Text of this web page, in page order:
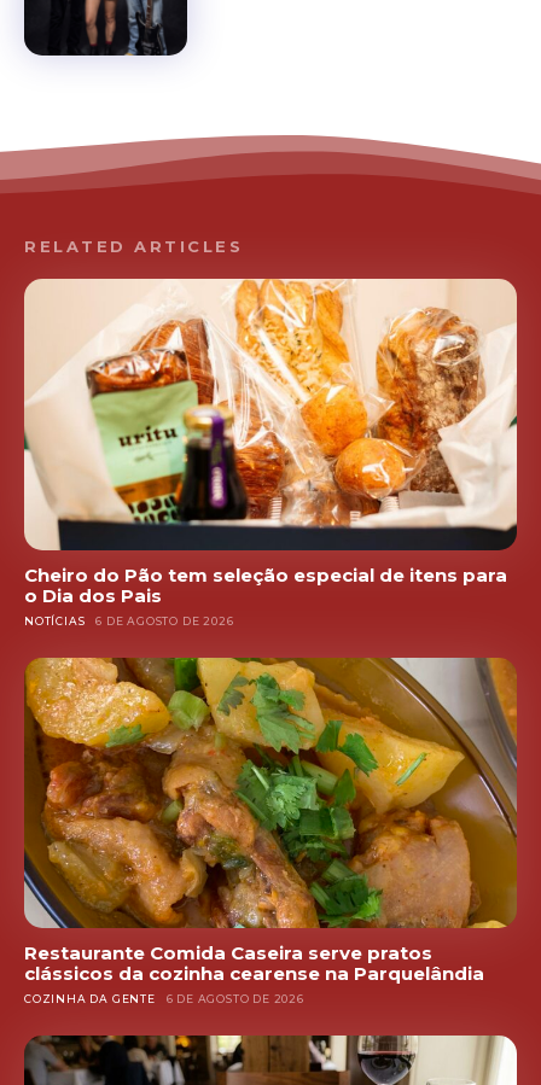
RELATED ARTICLES
Cheiro do Pão tem seleção especial de itens para
o Dia dos Pais
NOTÍCIAS 6 DE AGOSTO DE 2026
Restaurante Comida Caseira serve pratos
clássicos da cozinha cearense na Parquelândia
COZINHA DA GENTE 6 DE AGOSTO DE 2026